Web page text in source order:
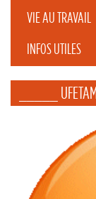
VIE AU TRAVAIL
INFOS UTILES
_____